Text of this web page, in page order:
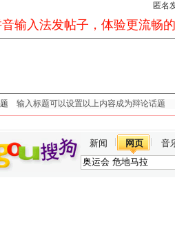
匿名
输入法发帖子，体验更流畅
题
新闻 网页 音